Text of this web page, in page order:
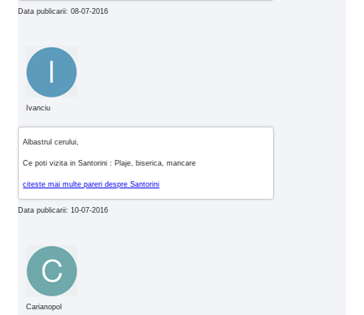
Data publicarii: 08-07-2016
Ivanciu
Albastrul cerului,
Ce poti vizita in Santorini : Plaje, biserica, mancare
citeste mai multe pareri despre Santorini
Data publicarii: 10-07-2016
Carianopol